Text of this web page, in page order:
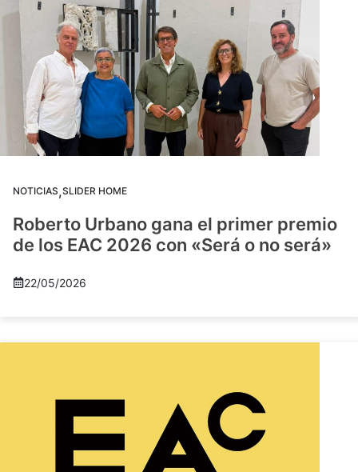
NOTICIAS,SLIDER HOME
Roberto Urbano gana el primer premio
de los EAC 2026 con «Será o no será»
22/05/2026